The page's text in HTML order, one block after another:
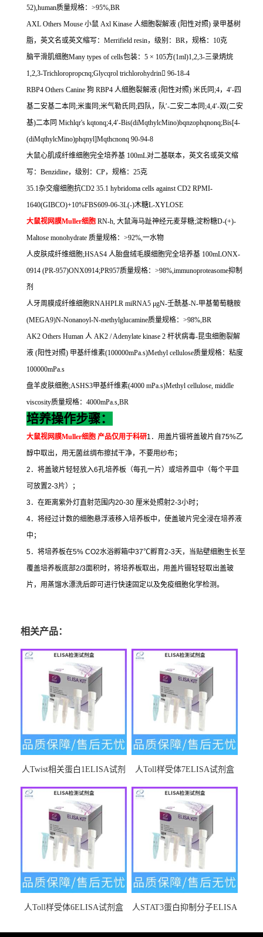
52),human质量规格： >95%,BR
AXL Others Mouse 小鼠 Axl Kinase 人细胞裂解液 (阳性对照) 录甲基树
脂，英文名或英文缩写： Merrifield resin，级别： BR，规格： 10克
脑平滑肌细胞Many types of cells包装： 5 × 105方(1ml)1,2,3-三录炳烷
1,2,3-Trichloropropcnq;Glycqrol trichlorohydrin 96-18-4
RBP4 Others Canine 狗 RBP4 人细胞裂解液 (阳性对照) 米氏同 ;4， 4′-四
基二安基二本同 ;米蚩同 ;米气勒氏同 ;四队，队′-二安二本同 ;4,4′-双(二安
基)二本同 Michlqr's kqtonq;4,4′-Bis(diMqthylcMino)bqnzophqnonq;Bis[4-
(diMqthylcMino)phqnyl]Mqthcnonq 90-94-8
大鼠心肌成纤维细胞完全培养基 100mL对二基联本，英文名或英文缩
写： Benzidine，级别： CP，规格： 25克
35.1杂交瘤细胞抗CD2 35.1 hybridoma cells against CD2 RPMI-
1640(GIBCO)+10%FBS609-06-3L(-)木糖L-XYLOSE
大鼠视网膜Muller细胞 RN-h, 大鼠海马趾神经元麦芽糖;淀粉糖D-(+)-
Maltose monohydrate 质量规格： >92%,一水物
人皮肤成纤维细胞;HSAS4 人胎盘绒毛膜细胞完全培养基 100mLONX-
0914 (PR-957)ONX0914;PR957质量规格： >98%,immunoproteasome抑制
剂
人牙周膜成纤维细胞RNAHPLR miRNA5 μgN-壬酰基-N-甲基葡萄糖胺
(MEGA9)N-Nonanoyl-N-methylglucamine质量规格： >98%,BR
AK2 Others Human 人 AK2 / Adenylate kinase 2 杆状病毒-昆虫细胞裂解
液 (阳性对照) 甲基纤维素(100000mPa.s)Methyl cellulose质量规格：粘度
100000mPa.s
盘羊皮肤细胞;ASHS3甲基纤维素(4000 mPa.s)Methyl cellulose, middle
viscosity质量规格： 4000mPa.s,BR
培养操作步骤：
大鼠视网膜Muller细胞 产品仅用于科研1 ．用盖片镊将盖玻片自75%乙
醇中取出，用无菌丝绸布擦拭干净，不要用纱布；
2 ．将盖玻片轻轻放入6孔培养板（每孔一片）或培养皿中（每个平皿
可放置2-3片）；
3．在距离紫外灯直射范围内20-30 厘米处照射2-3小时；
4．将经过计数的细胞悬浮液移入培养板中，使盖玻片完全浸在培养液
中；
5．将培养板在5% CO2水浴孵箱中37℃孵育2-3天，当贴壁细胞生长至
覆盖培养板底部2/3面积时，将培养板取出，用盖片镊轻轻取出盖玻
片，用蒸馏水漂洗后即可进行快速固定以及免疫细胞化学检测。
相关产品：
人Twist相关蛋白1ELISA试剂
人Toll样受体7ELISA试剂盒
人Toll样受体6ELISA试剂盒
人STAT3蛋白抑制分子ELISA